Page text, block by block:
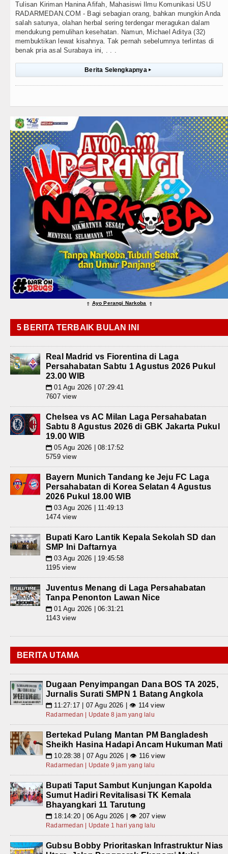
Tulisan Kiriman Hanina Afifah, Mahasiswi Ilmu Komunikasi USU
RADARMEDAN.COM - Bagi sebagian orang, bahkan mungkin Anda
salah satunya, olahan herbal sering terdengar meragukan dalam
mendukung pemulihan kesehatan. Namun, Michael Aditya (32)
membuktikan lewat kisahnya. Tak pernah sebelumnya terlintas di
benak pria asal Surabaya ini, . . .
Berita Selengkapnya ▸
⇑ Ayo Perangi Narkoba ⇑
5 BERITA TERBAIK BULAN INI
Real Madrid vs Fiorentina di Laga
Persahabatan Sabtu 1 Agustus 2026 Pukul
23.00 WIB
📅 01 Agu 2026 | 07:29:41
7607 view
Chelsea vs AC Milan Laga Persahabatan
Sabtu 8 Agustus 2026 di GBK Jakarta Pukul
19.00 WIB
📅 05 Agu 2026 | 08:17:52
5759 view
Bayern Munich Tandang ke Jeju FC Laga
Persahabatan di Korea Selatan 4 Agustus
2026 Pukul 18.00 WIB
📅 03 Agu 2026 | 11:49:13
1474 view
Bupati Karo Lantik Kepala Sekolah SD dan
SMP Ini Daftarnya
📅 03 Agu 2026 | 19:45:58
1195 view
Juventus Menang di Laga Persahabatan
Tanpa Penonton Lawan Nice
📅 01 Agu 2026 | 06:31:21
1143 view
BERITA UTAMA
Dugaan Penyimpangan Dana BOS TA 2025,
Jurnalis Surati SMPN 1 Batang Angkola
📅 11:27:17 | 07 Agu 2026 | 👁 114 view
Radarmedan | Update 8 jam yang lalu
Bertekad Pulang Mantan PM Bangladesh
Sheikh Hasina Hadapi Ancam Hukuman Mati
📅 10:28:38 | 07 Agu 2026 | 👁 116 view
Radarmedan | Update 9 jam yang lalu
Bupati Taput Sambut Kunjungan Kapolda
Sumut Hadiri Revitalisasi TK Kemala
Bhayangkari 11 Tarutung
📅 18:14:20 | 06 Agu 2026 | 👁 207 view
Radarmedan | Update 1 hari yang lalu
Gubsu Bobby Prioritaskan Infrastruktur Nias